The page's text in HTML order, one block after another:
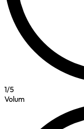
1/5
Volum